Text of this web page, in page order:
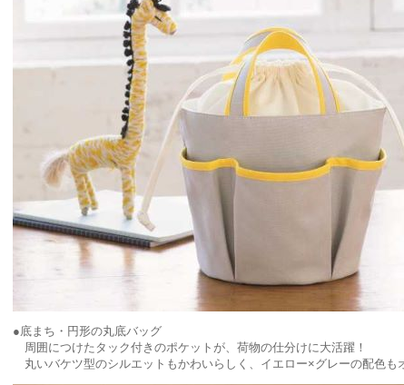
●底まち・円形の丸底バッグ
周囲につけたタック付きのポケットが、荷物の仕分けに大活躍！
丸いバケツ型のシルエットもかわいらしく、イエロー×グレーの配色も